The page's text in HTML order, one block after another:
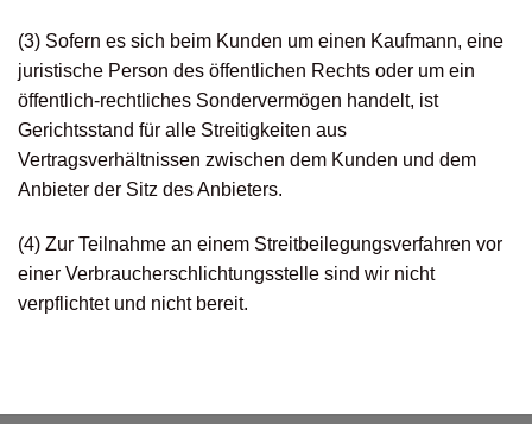
(3) Sofern es sich beim Kunden um einen Kaufmann, eine
juristische Person des öffentlichen Rechts oder um ein
öffentlich-rechtliches Sondervermögen handelt, ist
Gerichtsstand für alle Streitigkeiten aus
Vertragsverhältnissen zwischen dem Kunden und dem
Anbieter der Sitz des Anbieters.
(4) Zur Teilnahme an einem Streitbeilegungsverfahren vor
einer Verbraucherschlichtungsstelle sind wir nicht
verpflichtet und nicht bereit.